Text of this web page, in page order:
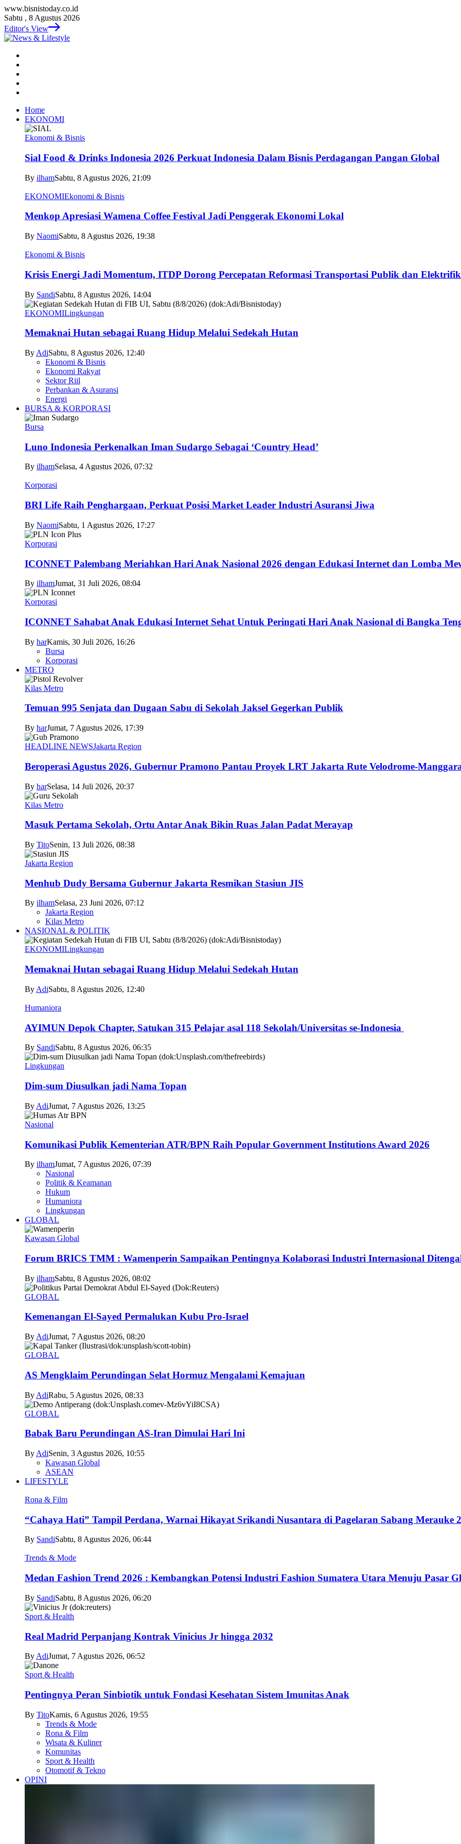
www.bisnistoday.co.id
Sabtu , 8 Agustus 2026
Editor's View
Home
EKONOMI
Ekonomi & Bisnis
Sial Food & Drinks Indonesia 2026 Perkuat Indonesia Dalam Bisnis Perdagangan Pangan Global
By ilhamSabtu, 8 Agustus 2026, 21:09
EKONOMIEkonomi & Bisnis
Menkop Apresiasi Wamena Coffee Festival Jadi Penggerak Ekonomi Lokal
By NaomiSabtu, 8 Agustus 2026, 19:38
Ekonomi & Bisnis
Krisis Energi Jadi Momentum, ITDP Dorong Percepatan Reformasi Transportasi Publik dan
By SandiSabtu, 8 Agustus 2026, 14:04
EKONOMILingkungan
Memaknai Hutan sebagai Ruang Hidup Melalui Sedekah Hutan
By AdiSabtu, 8 Agustus 2026, 12:40
Ekonomi & Bisnis
Ekonomi Rakyat
Sektor Riil
Perbankan & Asuransi
Energi
BURSA & KORPORASI
Bursa
Luno Indonesia Perkenalkan Iman Sudargo Sebagai ‘Country Head’
By ilhamSelasa, 4 Agustus 2026, 07:32
Korporasi
BRI Life Raih Penghargaan, Perkuat Posisi Market Leader Industri Asuransi Jiwa
By NaomiSabtu, 1 Agustus 2026, 17:27
Korporasi
ICONNET Palembang Meriahkan Hari Anak Nasional 2026 dengan Edukasi Internet dan Lomba
By ilhamJumat, 31 Juli 2026, 08:04
Korporasi
ICONNET Sahabat Anak Edukasi Internet Sehat Untuk Peringati Hari Anak Nasional di Bangka
By harKamis, 30 Juli 2026, 16:26
Bursa
Korporasi
METRO
Kilas Metro
Temuan 995 Senjata dan Dugaan Sabu di Sekolah Jaksel Gegerkan Publik
By harJumat, 7 Agustus 2026, 17:39
HEADLINE NEWSJakarta Region
Beroperasi Agustus 2026, Gubernur Pramono Pantau Proyek LRT Jakarta Rute Velodrome-
By harSelasa, 14 Juli 2026, 20:37
Kilas Metro
Masuk Pertama Sekolah, Ortu Antar Anak Bikin Ruas Jalan Padat Merayap
By TitoSenin, 13 Juli 2026, 08:38
Jakarta Region
Menhub Dudy Bersama Gubernur Jakarta Resmikan Stasiun JIS
By ilhamSelasa, 23 Juni 2026, 07:12
Jakarta Region
Kilas Metro
NASIONAL & POLITIK
EKONOMILingkungan
Memaknai Hutan sebagai Ruang Hidup Melalui Sedekah Hutan
By AdiSabtu, 8 Agustus 2026, 12:40
Humaniora
AYIMUN Depok Chapter, Satukan 315 Pelajar asal 118 Sekolah/Universitas se-Indonesia
By SandiSabtu, 8 Agustus 2026, 06:35
Lingkungan
Dim-sum Diusulkan jadi Nama Topan
By AdiJumat, 7 Agustus 2026, 13:25
Nasional
Komunikasi Publik Kementerian ATR/BPN Raih Popular Government Institutions Award 2026
By ilhamJumat, 7 Agustus 2026, 07:39
Nasional
Politik & Keamanan
Hukum
Humaniora
Lingkungan
GLOBAL
Kawasan Global
Forum BRICS TMM : Wamenperin Sampaikan Pentingnya Kolaborasi Industri Internasional
By ilhamSabtu, 8 Agustus 2026, 08:02
GLOBAL
Kemenangan El-Sayed Permalukan Kubu Pro-Israel
By AdiJumat, 7 Agustus 2026, 08:20
GLOBAL
AS Mengklaim Perundingan Selat Hormuz Mengalami Kemajuan
By AdiRabu, 5 Agustus 2026, 08:33
GLOBAL
Babak Baru Perundingan AS-Iran Dimulai Hari Ini
By AdiSenin, 3 Agustus 2026, 10:55
Kawasan Global
ASEAN
LIFESTYLE
Rona & Film
“Cahaya Hati” Tampil Perdana, Warnai Hikayat Srikandi Nusantara di Pagelaran Sabang Merauke
By SandiSabtu, 8 Agustus 2026, 06:44
Trends & Mode
Medan Fashion Trend 2026 : Kembangkan Potensi Industri Fashion Sumatera Utara Menuju Pasar
By SandiSabtu, 8 Agustus 2026, 06:20
Sport & Health
Real Madrid Perpanjang Kontrak Vinicius Jr hingga 2032
By AdiJumat, 7 Agustus 2026, 06:52
Sport & Health
Pentingnya Peran Sinbiotik untuk Fondasi Kesehatan Sistem Imunitas Anak
By TitoKamis, 6 Agustus 2026, 19:55
Trends & Mode
Rona & Film
Wisata & Kuliner
Komunitas
Sport & Health
Otomotif & Tekno
OPINI